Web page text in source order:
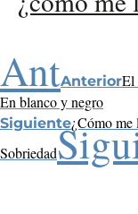
AntAnteriorEl
En blanco y negro
Siguiente¿Cómo me
Sobriedad